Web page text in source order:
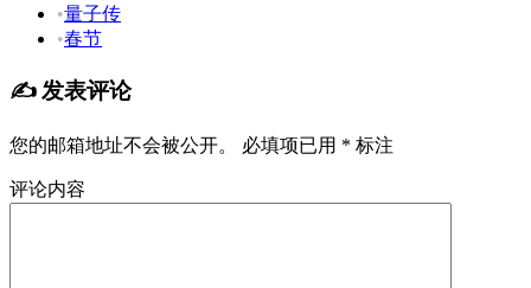
•量子传
•春节
✍️ 发表评论
您的邮箱地址不会被公开。 必填项已用 * 标注
评论内容